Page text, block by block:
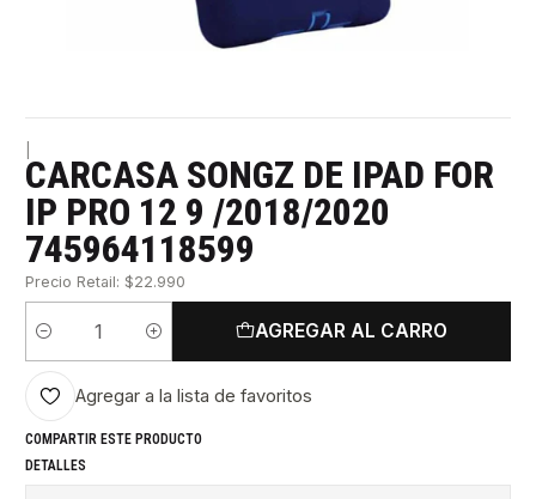
CARCASA SONGZ DE IPAD FOR
IP PRO 12 9 /2018/2020
745964118599
Precio Retail: $22.990
Cantidad
AGREGAR AL CARRO
Agregar a la lista de favoritos
COMPARTIR ESTE PRODUCTO
DETALLES